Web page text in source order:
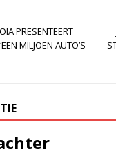
PRESENTEERT
MILJOEN AUTO’S